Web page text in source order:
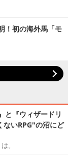
！初の海外馬「モ
と『ウィザードリ
ないRPG"の沼にど
。